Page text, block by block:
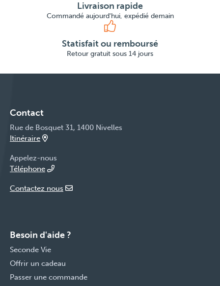
Livraison rapide
Commandé aujourd'hui, expédié demain
Statisfait ou remboursé
Retour gratuit sous 14 jours
Contact
Rue de Bosquet 31, 1400 Nivelles
Itinéraire
Appelez-nous
Téléphone
Contactez nous
Besoin d'aide ?
Seconde Vie
Offrir un cadeau
Passer une commande